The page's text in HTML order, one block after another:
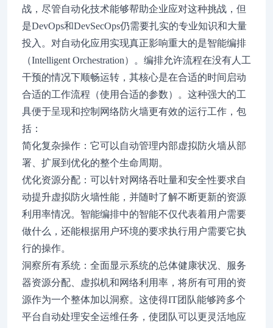
战，尽管自动化技术能够帮助企业应对这种挑战，但
是DevOps和DevSecOps仍需要扎实的专业知识和大量
投入。对自动化应用实现真正影响重大的是智能编排
（Intelligent Orchestration）。编排允许流程在没有人工
干预的情况下顺畅运转，其核心是在合适的时间启动
合适的工作流程（使用合适的参数）。这种强大的工
具便于呈现和控制网络防火墙更有效的运行工作，包
括：
简化复杂操作：它可以自动管理内部虚拟防火墙从部
署、扩展到优化的整个生命周期。
优化资源分配：可以针对网络吞吐量和安全性要求自
动提升虚拟防火墙性能，并随时了解不断更新的资源
利用率情况。智能编排中的智能不仅代表着用户需要
做什么，还能根据用户环境的要求执行用户需要它执
行的操作。
洞察所有系统：全面显示系统的总体健康状况、服务
器资源分配、虚拟机和网络利用率，将所有可用的资
源作为一个整体加以洞察。这使得IT团队能够跨多个
平台自动处理安全运维任务，使团队可以更灵活地应